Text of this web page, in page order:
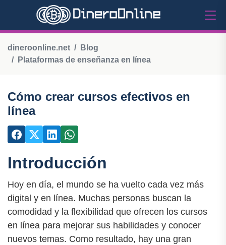
dineroonline.net
Blog
Plataformas de enseñanza en línea
Cómo crear cursos efectivos en
línea
Introducción
Hoy en día, el mundo se ha vuelto cada vez más
digital y en línea. Muchas personas buscan la
comodidad y la flexibilidad que ofrecen los cursos
en línea para mejorar sus habilidades y conocer
nuevos temas. Como resultado, hay una gran